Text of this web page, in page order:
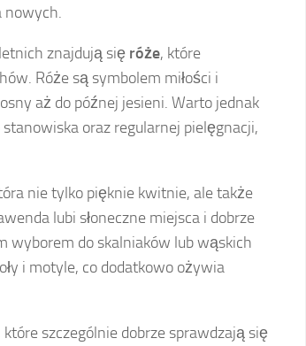
nowych.
znajdują się róże, które
Róże są symbolem miłości i
aż do późnej jesieni. Warto jednak
oraz regularnej pielęgnacji,
nie tylko pięknie kwitnie, ale także
lubi słoneczne miejsca i dobrze
wyborem do skalniaków lub wąskich
i motyle, co dodatkowo ożywia
szczególnie dobrze sprawdzają się